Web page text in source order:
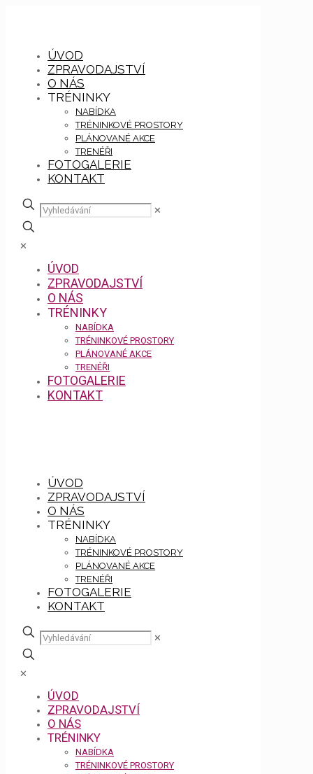
ÚVOD
ZPRAVODAJSTVÍ
O NÁS
TRÉNINKY
NABÍDKA
TRÉNINKOVÉ PROSTORY
PLÁNOVANÉ AKCE
TRENÉŘI
FOTOGALERIE
KONTAKT
✕
✕
ÚVOD
ZPRAVODAJSTVÍ
O NÁS
TRÉNINKY
NABÍDKA
TRÉNINKOVÉ PROSTORY
PLÁNOVANÉ AKCE
TRENÉŘI
FOTOGALERIE
KONTAKT
ÚVOD
ZPRAVODAJSTVÍ
O NÁS
TRÉNINKY
NABÍDKA
TRÉNINKOVÉ PROSTORY
PLÁNOVANÉ AKCE
TRENÉŘI
FOTOGALERIE
KONTAKT
✕
✕
ÚVOD
ZPRAVODAJSTVÍ
O NÁS
TRÉNINKY
NABÍDKA
TRÉNINKOVÉ PROSTORY